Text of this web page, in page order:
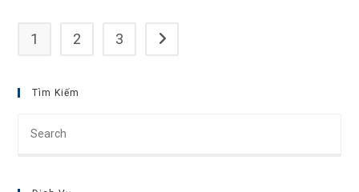
1 2 3 Go to the next page
Tìm Kiếm